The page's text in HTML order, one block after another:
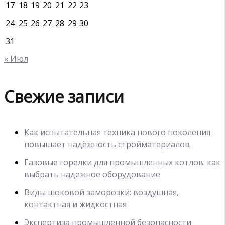
17 18 19 20 21 22 23
24 25 26 27 28 29 30
31
« Июл
Свежие записи
Как испытательная техника нового поколения
повышает надёжность стройматериалов
Газовые горелки для промышленных котлов: как
выбрать надежное оборудование
Виды шоковой заморозки: воздушная,
контактная и жидкостная
Экспертиза промышленной безопасности